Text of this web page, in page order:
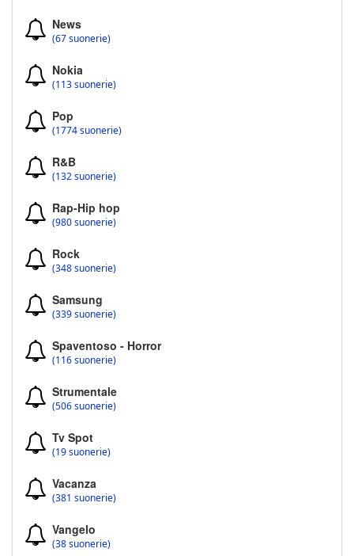
News
(67 suonerie)
Nokia
(113 suonerie)
Pop
(1774 suonerie)
R&B
(132 suonerie)
Rap-Hip hop
(980 suonerie)
Rock
(348 suonerie)
Samsung
(339 suonerie)
Spaventoso - Horror
(116 suonerie)
Strumentale
(506 suonerie)
Tv Spot
(19 suonerie)
Vacanza
(381 suonerie)
Vangelo
(38 suonerie)